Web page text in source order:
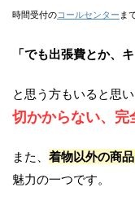
時間受付のコールセンター ま
「でも出張費とか、
と思う方もいると思い
切かからない、完
また、 着物以外の商
魅力の一つです。